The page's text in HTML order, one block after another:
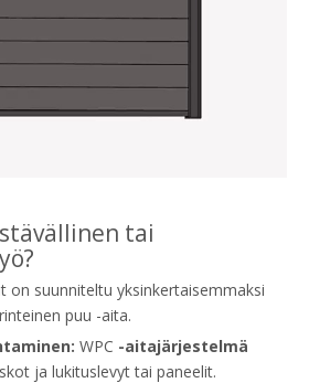
tai
suunniteltu yksinkertaisemmaksi
puu -aita.
WPC -aitajärjestelmä
ja lukituslevyt tai paneelit.